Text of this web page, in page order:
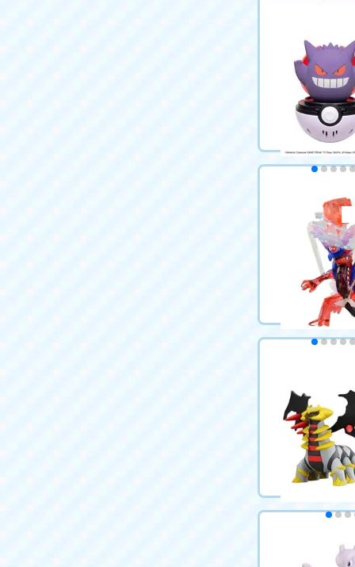
2,200円（税込）
カート
ポケットモン
にゅ ゲンガー
2,200円（税込）
カート
かくとうテラ
2,200円（税込）
カート
ポケットモン
ML-23 ギラテ